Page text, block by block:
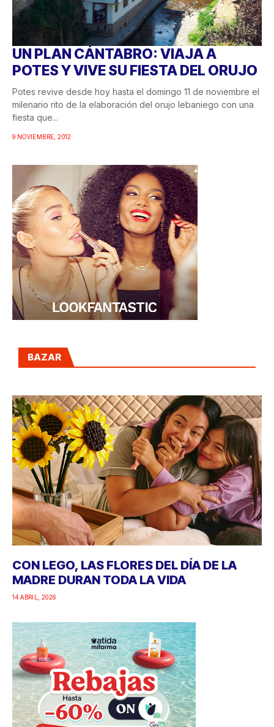
UN PLAN CÁNTABRO: VIAJA A
POTES Y VIVE SU FIESTA DEL ORUJO
Potes revive desde hoy hasta el domingo 11 de noviembre el
milenario rito de la elaboración del orujo lebaniego con una
fiesta que...
9 NOVIEMBRE, 2012
BAZAR
CON LEGO, LAS FLORES DEL DÍA DE LA
MADRE DURAN TODA LA VIDA
14 ABRIL, 2026